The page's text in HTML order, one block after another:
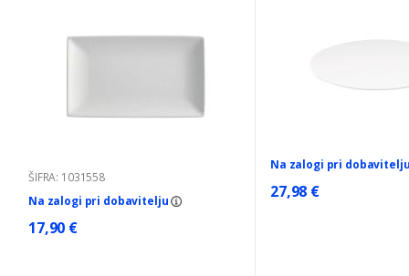
ŠIFRA: 1031558
Na zalogi pri dobavitelju
17,90 €
Na zalogi pri
27,98 €